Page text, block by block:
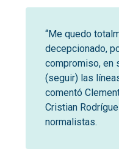
“Me quedo
decepcionado,
compromiso, en
(seguir) las
comentó
Cristian
normalistas.